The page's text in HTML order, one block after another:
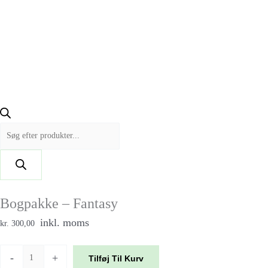
Bogpakke – Fantasy
kr. 300,00 inkl. moms
- + Tilføj Til Kurv